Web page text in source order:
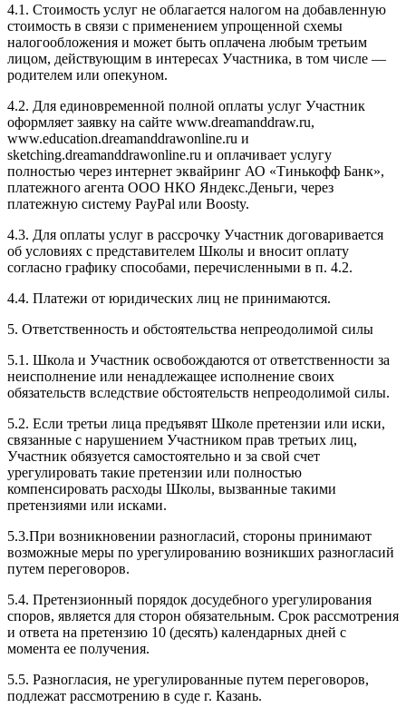
4.1. Cтоимость услуг не облагается налогом на добавленную
стоимость в связи с применением упрощенной схемы
налогообложения и может быть оплачена любым третьим
лицом, действующим в интересах Участника, в том числе —
родителем или опекуном.
4.2. Для единовременной полной оплаты услуг Участник
оформляет заявку на сайте www.dreamanddraw.ru,
www.education.dreamanddrawonline.ru и
sketching.dreamanddrawonline.ru и оплачивает услугу
полностью через интернет эквайринг АО «Тинькофф Банк»,
платежного агента ООО НКО Яндекс.Деньги, через
платежную систему PayPal или Boosty.
4.3. Для оплаты услуг в рассрочку Участник договаривается
об условиях с представителем Школы и вносит оплату
согласно графику способами, перечисленными в п. 4.2.
4.4. Платежи от юридических лиц не принимаются.
5. Ответственность и обстоятельства непреодолимой силы
5.1. Школа и Участник освобождаются от ответственности за
неисполнение или ненадлежащее исполнение своих
обязательств вследствие обстоятельств непреодолимой силы.
5.2. Если третьи лица предъявят Школе претензии или иски,
связанные с нарушением Участником прав третьих лиц,
Участник обязуется самостоятельно и за свой счет
урегулировать такие претензии или полностью
компенсировать расходы Школы, вызванные такими
претензиями или исками.
5.3.При возникновении разногласий, стороны принимают
возможные меры по урегулированию возникших разногласий
путем переговоров.
5.4. Претензионный порядок досудебного урегулирования
споров, является для сторон обязательным. Срок рассмотрения
и ответа на претензию 10 (десять) календарных дней с
момента ее получения.
5.5. Разногласия, не урегулированные путем переговоров,
подлежат рассмотрению в суде г. Казань.